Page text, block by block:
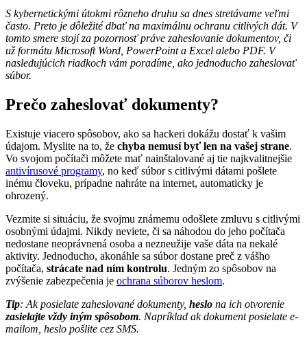
S kybernetickými útokmi rôzneho druhu sa dnes stretávame veľmi
často. Preto je dôležité dbať na maximálnu ochranu citlivých dát. V
tomto smere stojí za pozornosť práve zaheslovanie dokumentov, či
už formátu Microsoft Word, PowerPoint a Excel alebo PDF. V
nasledujúcich riadkoch vám poradíme, ako jednoducho zaheslovať
súbor.
Prečo zaheslovať dokumenty?
Existuje viacero spôsobov, ako sa hackeri dokážu dostať k vašim
údajom. Myslite na to, že chyba nemusí byť len na vašej strane.
Vo svojom počítači môžete mať nainštalované aj tie najkvalitnejšie
antivírusové programy, no keď súbor s citlivými dátami pošlete
inému človeku, prípadne nahráte na internet, automaticky je
ohrozený.
Vezmite si situáciu, že svojmu známemu odošlete zmluvu s citlivými
osobnými údajmi. Nikdy neviete, či sa náhodou do jeho počítača
nedostane neoprávnená osoba a nezneužije vaše dáta na nekalé
aktivity. Jednoducho, akonáhle sa súbor dostane preč z vášho
počítača, strácate nad ním kontrolu. Jedným zo spôsobov na
zvýšenie zabezpečenia je ochrana súborov heslom.
Tip: Ak posielate zaheslované dokumenty, heslo na ich otvorenie
zasielajte vždy iným spôsobom. Napríklad ak dokument posielate e-
mailom, heslo pošlite cez SMS.